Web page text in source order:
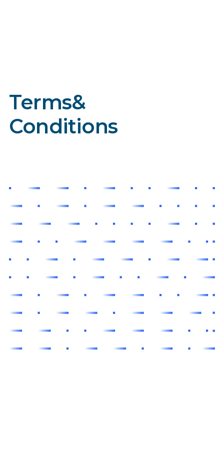
Terms&
Conditions